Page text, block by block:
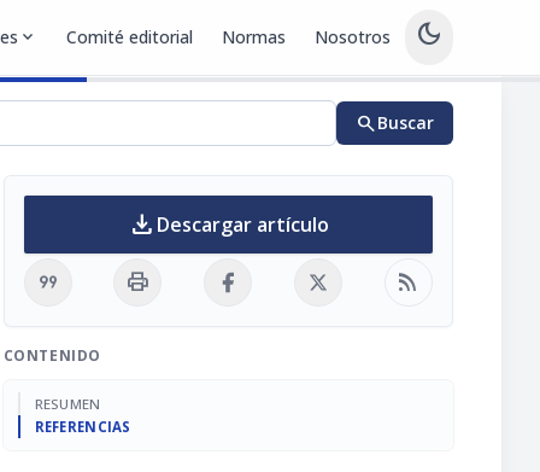
expand_more Comité editorial Normas Nosotros dark_mode
searchBuscar
download Descargar artículo
format_quote print rss_feed
CONTENIDO
RESUMEN
REFERENCIAS